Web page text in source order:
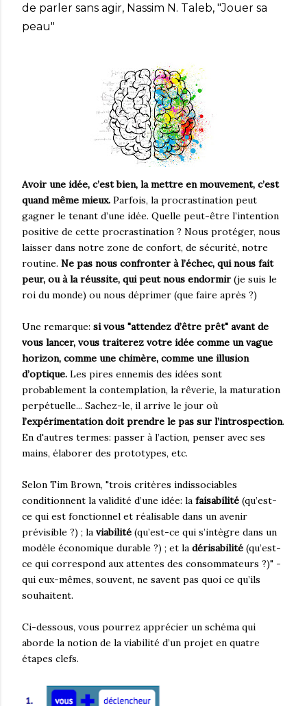
de parler sans agir, Nassim N. Taleb, "Jouer sa
peau"
Avoir une idée, c’est bien, la mettre en mouvement, c’est
quand même mieux. Parfois, la procrastination peut
gagner le tenant d’une idée. Quelle peut-être l’intention
positive de cette procrastination ? Nous protéger, nous
laisser dans notre zone de confort, de sécurité, notre
routine. Ne pas nous confronter à l’échec, qui nous fait
peur, ou à la réussite, qui peut nous endormir (je suis le
roi du monde) ou nous déprimer (que faire après ?)
Une remarque: si vous "attendez d’être prêt" avant de
vous lancer, vous traiterez votre idée comme un vague
horizon, comme une chimère, comme une illusion
d’optique. Les pires ennemis des idées sont
probablement la contemplation, la rêverie, la maturation
perpétuelle... Sachez-le, il arrive le jour où
l’expérimentation doit prendre le pas sur l’introspection.
En d'autres termes: passer à l’action, penser avec ses
mains, élaborer des prototypes, etc.
Selon Tim Brown, "trois critères indissociables
conditionnent la validité d’une idée: la faisabilité (qu’est-
ce qui est fonctionnel et réalisable dans un avenir
prévisible ?) ; la viabilité (qu’est-ce qui s’intègre dans un
modèle économique durable ?) ; et la dérisabilité (qu’est-
ce qui correspond aux attentes des consommateurs ?)" -
qui eux-mêmes, souvent, ne savent pas quoi ce qu’ils
souhaitent.
Ci-dessous, vous pourrez apprécier un schéma qui
aborde la notion de la viabilité d’un projet en quatre
étapes clefs.